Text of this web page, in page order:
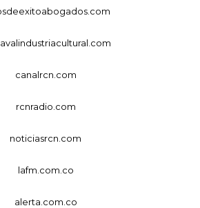
canalrcn.com
rcnradio.com
noticiasrcn.com
lafm.com.co
alerta.com.co